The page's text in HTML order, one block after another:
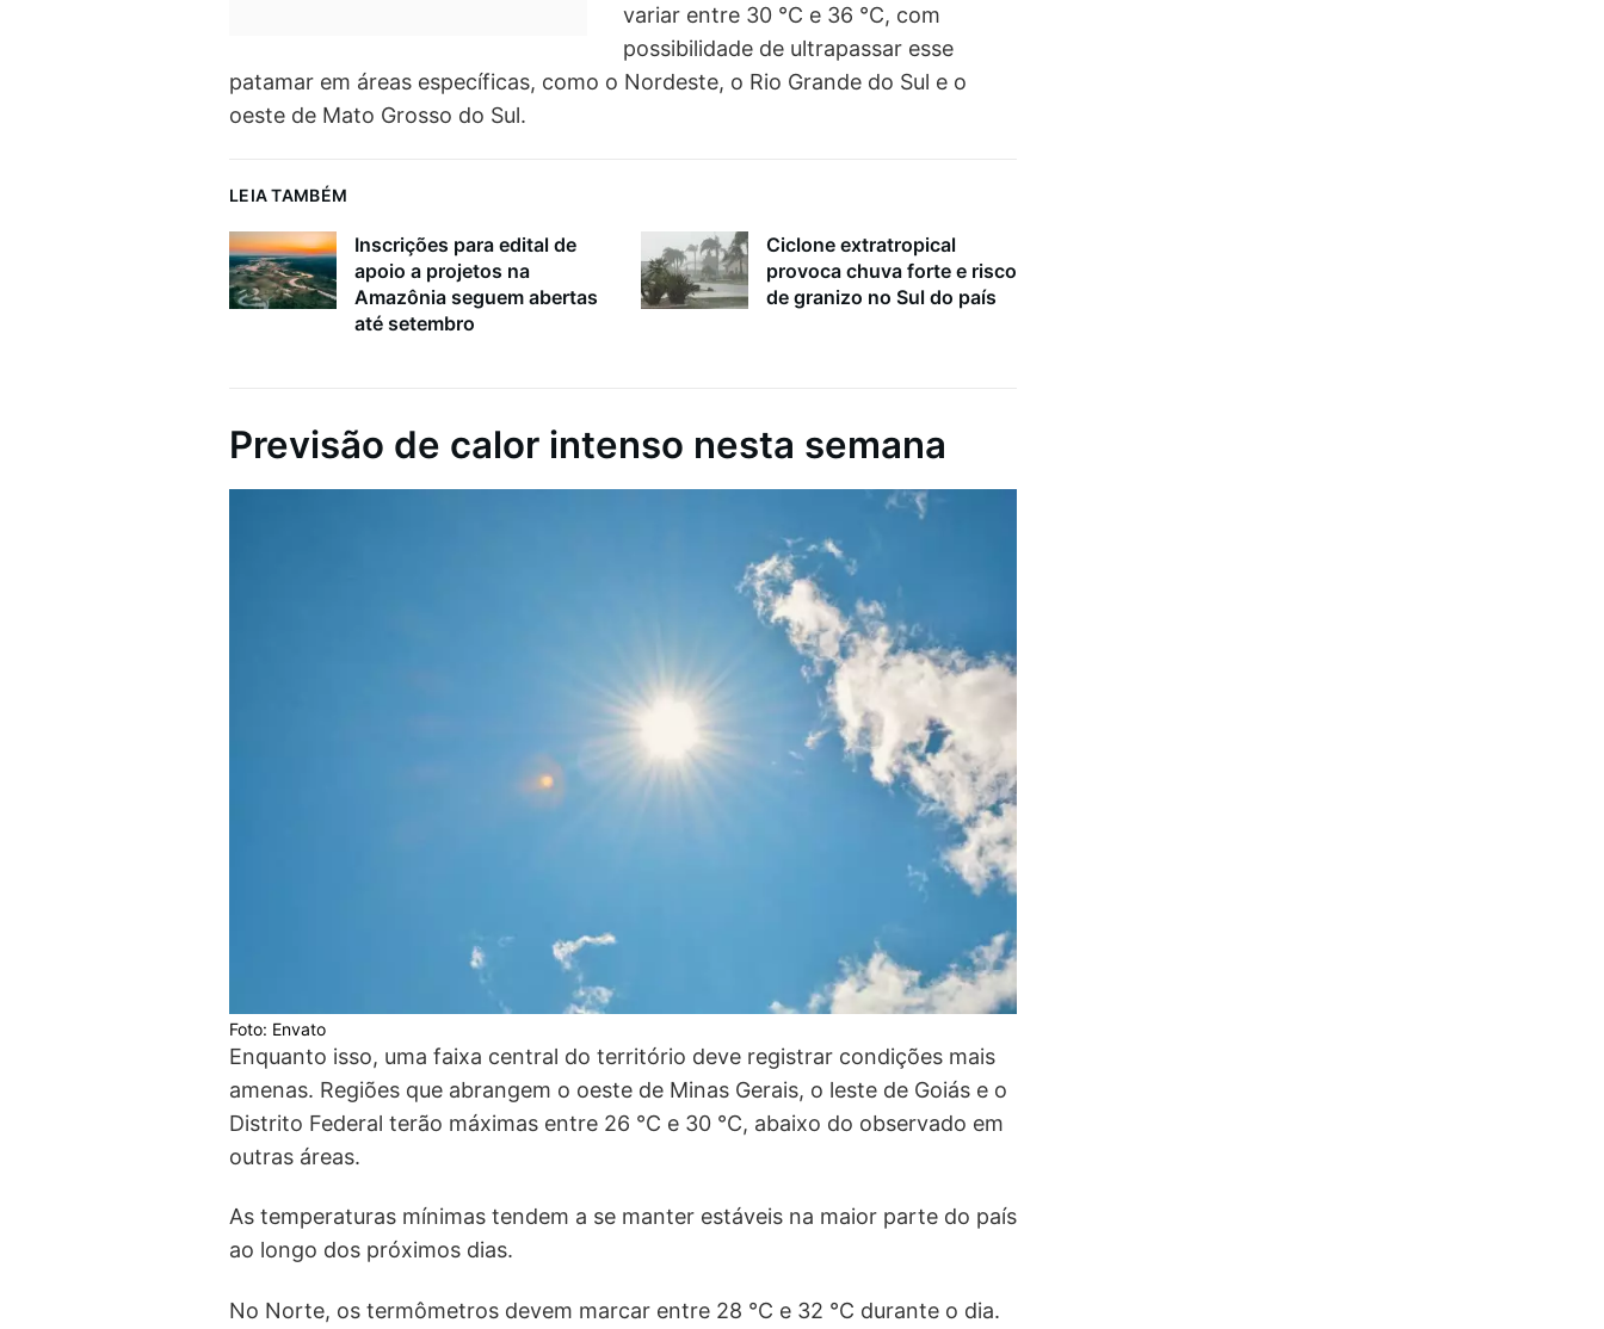
variar entre 30 °C e 36 °C, com
possibilidade de ultrapassar esse
patamar em áreas específicas, como o Nordeste, o Rio Grande do Sul e o
oeste de Mato Grosso do Sul.
LEIA TAMBÉM
Inscrições para edital de
apoio a projetos na
Amazônia seguem abertas
até setembro
Ciclone extratropical
provoca chuva forte e risco
de granizo no Sul do país
Previsão de calor intenso nesta semana
Foto: Envato
Enquanto isso, uma faixa central do território deve registrar condições mais
amenas. Regiões que abrangem o oeste de Minas Gerais, o leste de Goiás e o
Distrito Federal terão máximas entre 26 °C e 30 °C, abaixo do observado em
outras áreas.
As temperaturas mínimas tendem a se manter estáveis na maior parte do país
ao longo dos próximos dias.
No Norte, os termômetros devem marcar entre 28 °C e 32 °C durante o dia.